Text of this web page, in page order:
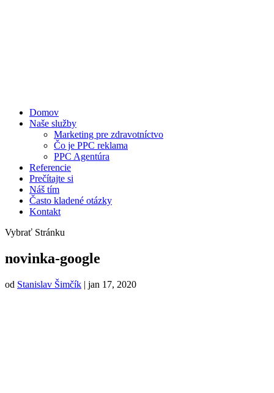
Domov
Naše služby
Marketing pre zdravotníctvo
Čo je PPC reklama
PPC Agentúra
Referencie
Prečítajte si
Náš tím
Často kladené otázky
Kontakt
Vybrať Stránku
novinka-google
od Stanislav Šimčík | jan 17, 2020